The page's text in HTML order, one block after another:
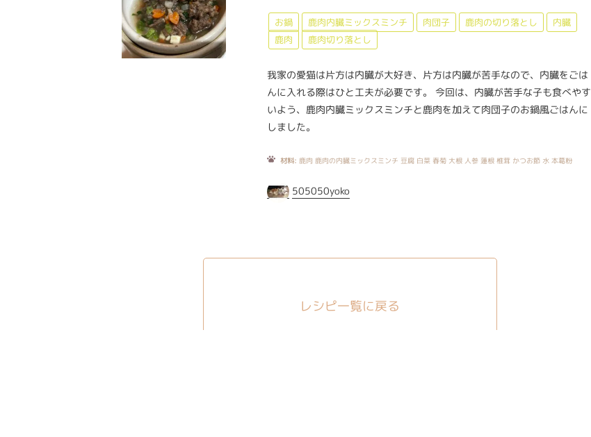
お鍋 鹿肉内臓ミックスミンチ 肉団子 鹿肉の切り落とし
内臓
鹿肉
鹿肉切り落とし
我家の愛猫は片方は内臓が大好き、片方は内臓が苦手なので、内臓をごは
んに入れる際はひと工夫が必要です。 今回は、内臓が苦手な子も食べやす
いよう、鹿肉内臓ミックスミンチと鹿肉を加えて肉団子のお鍋風ごはんに
しました。
材料: 鹿肉 鹿肉の内臓ミックスミンチ 豆腐 白菜 春菊 大根 人参 蓮根 椎茸 かつお節 水 本葛粉
505050yoko
レシピ一覧に戻る